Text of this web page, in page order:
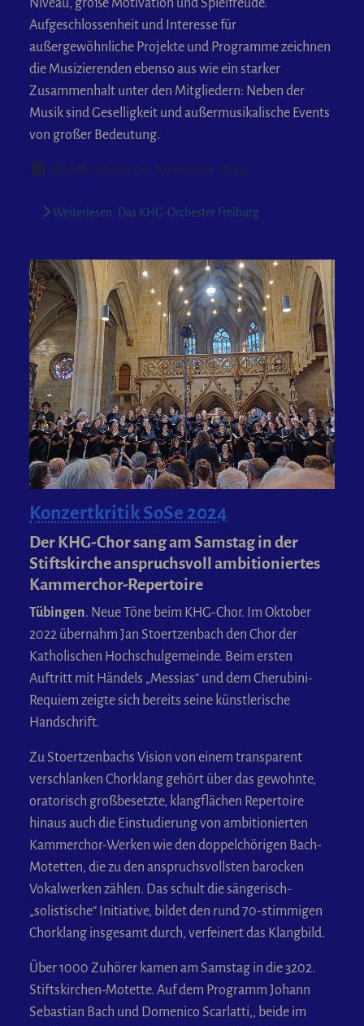
Niveau, große Motivation und Spielfreude.
Aufgeschlossenheit und Interesse für
außergewöhnliche Projekte und Programme zeichnen
die Musizierenden ebenso aus wie ein starker
Zusammenhalt unter den Mitgliedern: Neben der
Musik sind Geselligkeit und außermusikalische Events
von großer Bedeutung.
DetailsVeröffentlicht: 04. November 2024
Weiterlesen: Das KHG-Orchester Freiburg
Konzertkritik SoSe 2024
Der KHG-Chor sang am Samstag in der
Stiftskirche anspruchsvoll ambitioniertes
Kammerchor-Repertoire
Tübingen. Neue Töne beim KHG-Chor. Im Oktober
2022 übernahm Jan Stoertzenbach den Chor der
Katholischen Hochschulgemeinde. Beim ersten
Auftritt mit Händels „Messias“ und dem Cherubini-
Requiem zeigte sich bereits seine künstlerische
Handschrift.
Zu Stoertzenbachs Vision von einem transparent
verschlanken Chorklang gehört über das gewohnte,
oratorisch großbesetzte, klangflächen Repertoire
hinaus auch die Einstudierung von ambitionierten
Kammerchor-Werken wie den doppelchörigen Bach-
Motetten, die zu den anspruchsvollsten barocken
Vokalwerken zählen. Das schult die sängerisch-
„solistische“ Initiative, bildet den rund 70-stimmigen
Chorklang insgesamt durch, verfeinert das Klangbild.
Über 1000 Zuhörer kamen am Samstag in die 3202.
Stiftskirchen-Motette. Auf dem Programm Johann
Sebastian Bach und Domenico Scarlatti,, beide im